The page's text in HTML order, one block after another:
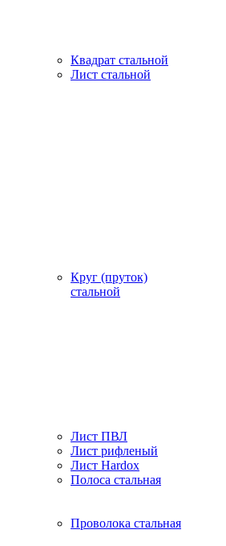
Квадрат стальной
Лист стальной
Круг (пруток)
стальной
Лист ПВЛ
Лист рифленый
Лист Hardox
Полоса стальная
Проволока стальная